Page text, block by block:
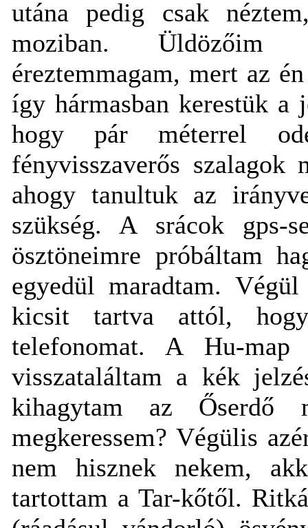
utána pedig csak
moziban. Üldözőim
éreztemmagam, mert az
így hármasban kerestük
hogy pár méterrel
fényvisszaverős
ahogy tanultuk az
szükség. A srácok
ösztöneimre próbáltam
egyedül maradtam.
kicsit tartva attól,
telefonomat. A Hu-map
visszataláltam a kék
kihagytam az Őserdő
megkeressem? Végülis
nem hisznek nekem,
tartottam a Tar-kőtől.